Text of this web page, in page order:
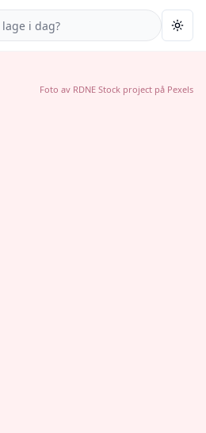
Foto av RDNE Stock project på Pexels